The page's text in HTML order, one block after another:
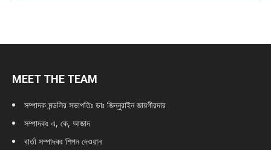
MEET THE TEAM
সম্পাদক মন্ডলির সভাপতিঃ ডাঃ জিন্নুরাইন জায়গীরদার
সম্পাদকঃ এ, কে, আজাদ
বার্তা সম্পাদকঃ শিপন দেওয়ান